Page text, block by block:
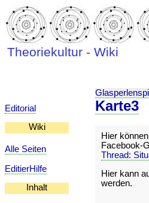
Theoriekultur - Wiki
Editorial
Wiki
Alle Seiten
EditierHilfe
Inhalt
Karte3
Hier
Facebook-
Thread:
Hier kann
werden.